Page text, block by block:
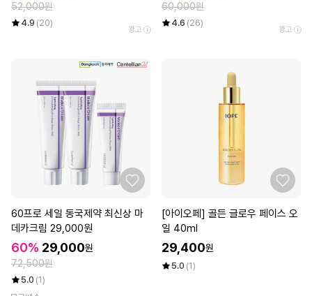
52,000원
4.9 (20)
광고
60,000원
4.6 (26)
광고
60프로 세일 동국제약 최신상 마
데카크림 29,000원
60% 29,000원
72,500원
5.0 (1)
[아이오페] 골든 글로우 페이스 오
일 40ml
29,400원
5.0 (1)